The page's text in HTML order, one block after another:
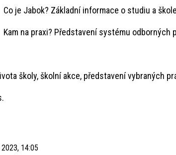
Základní informace o studiu a škole:
Představení systému odborných
školy, školní akce, představení vybraných
2023, 14:05